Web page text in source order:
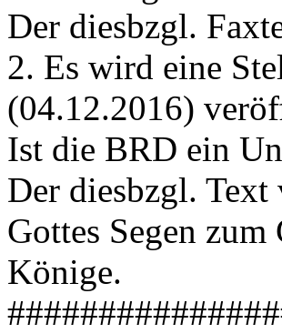
Der diesbzgl.
2. Es wird eine
(04.12.2016)
Ist die BRD ein
Der diesbzgl.
Gottes Segen
Könige.